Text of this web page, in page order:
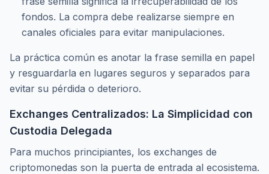
fondos. La compra debe realizarse siempre en
canales oficiales para evitar manipulaciones.
La práctica común es anotar la frase semilla en papel
y resguardarla en lugares seguros y separados para
evitar su pérdida o deterioro.
Exchanges Centralizados: La Simplicidad con
Custodia Delegada
Para muchos principiantes, los exchanges de
criptomonedas son la puerta de entrada al ecosistema.